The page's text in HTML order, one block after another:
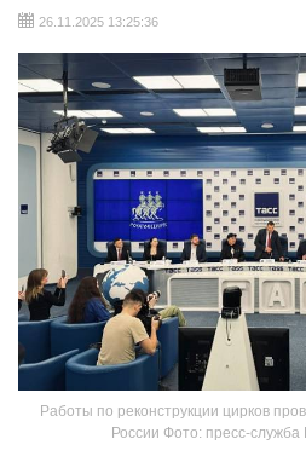
26.11.2025 13:25:36
Работы по реконструкции цирков
России Фото: пресс-служба